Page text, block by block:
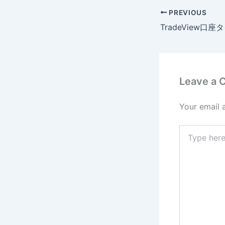
PREVIOUS
Leave a
Your email
here..